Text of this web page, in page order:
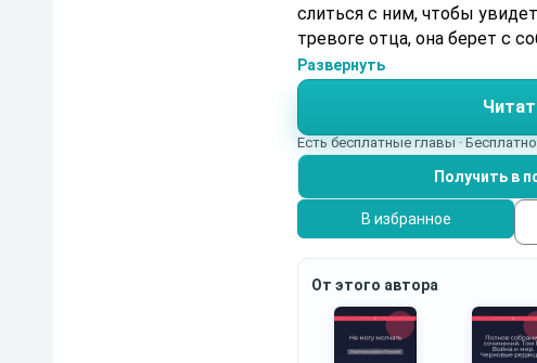
слиться с ним, чтобы
тревоге отца, она берет с
благоразумной, еще не
Развернуть
Есть бесплатные главы · Бесплатно
Получить в
В избранное
От этого автора